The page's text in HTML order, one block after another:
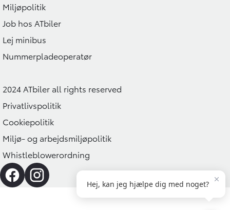
Miljøpolitik
Job hos ATbiler
Lej minibus
Nummerpladeoperatør
2024 ATbiler all rights reserved
Privatlivspolitik
Cookiepolitik
Miljø- og arbejdsmiljøpolitik
Whistleblowerordning